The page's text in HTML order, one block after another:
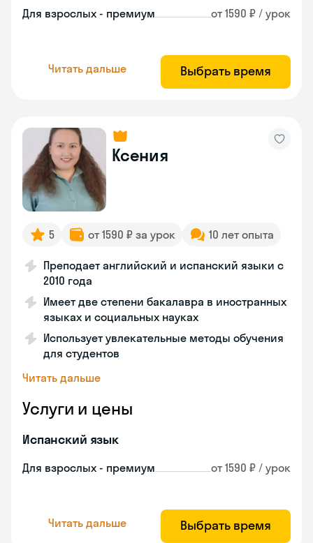
Для взрослых - премиум от 1590 ₽ / урок
Читать дальше Выбрать время
Ксения
5 от 1590 ₽ за урок 10 лет опыта
Преподает английский и испанский языки с
2010 года
Имеет две степени бакалавра в иностранных
языках и социальных науках
Использует увлекательные методы обучения
для студентов
Читать дальше
Услуги и цены
Испанский язык
Для взрослых - премиум от 1590 ₽ / урок
Читать дальше Выбрать время